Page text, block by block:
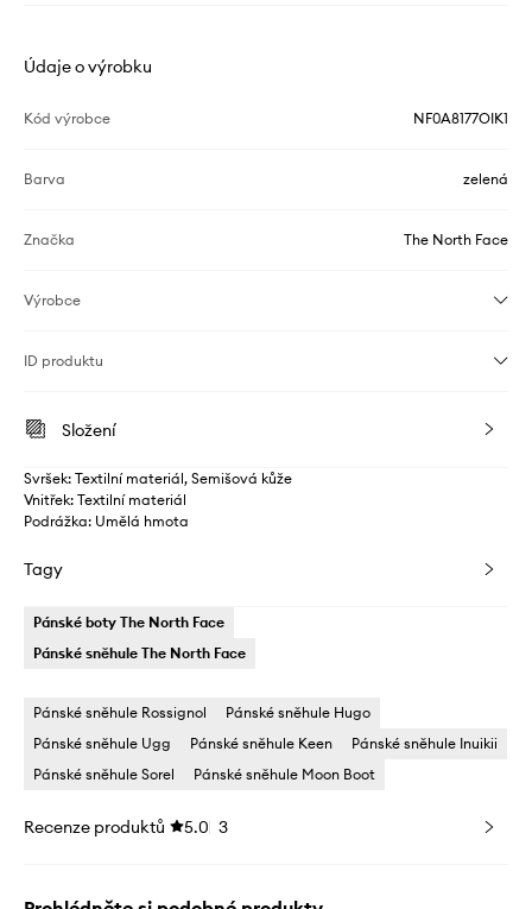
Údaje o výrobku
Kód výrobce NF0A8177OIK1
Barva zelená
Značka The North Face
Výrobce
ID produktu
Složení
Svršek: Textilní materiál, Semišová kůže
Vnitřek: Textilní materiál
Podrážka: Umělá hmota
Tagy
Pánské boty The North Face
Pánské sněhule The North Face
Pánské sněhule Rossignol
Pánské sněhule Hugo
Pánské sněhule Ugg
Pánské sněhule Keen
Pánské sněhule Inuikii
Pánské sněhule Sorel
Pánské sněhule Moon Boot
Recenze produktů 5.0 3